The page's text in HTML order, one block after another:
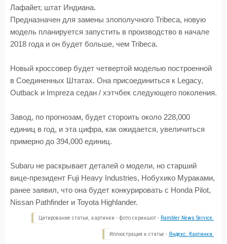
Лафайет, штат Индиана.
Предназначен для замены злополучного Tribeca, новую
модель планируется запустить в производство в начале
2018 года и он будет больше, чем Tribeca.
Новый кроссовер будет четвертой моделью построенной
в Соединенных Штатах. Она присоединиться к Legacy,
Outback и Impreza седан / хэтчбек следующего поколения.
Завод, по прогнозам, будет стороить около 228,000
единиц в год, и эта цифра, как ожидается, увеличиться
примерно до 394,000 единиц.
Subaru не раскрывает деталей о модели, но старший
вице-президент Fuji Heavy Industries, Нобухико Мураками,
ранее заявил, что она будет конкурировать с Honda Pilot,
Nissan Pathfinder и Toyota Highlander.
Цитирование статьи, картинки - фото скриншот - Rambler News Service.
Иллюстрация к статье - Яндекс. Картинки.